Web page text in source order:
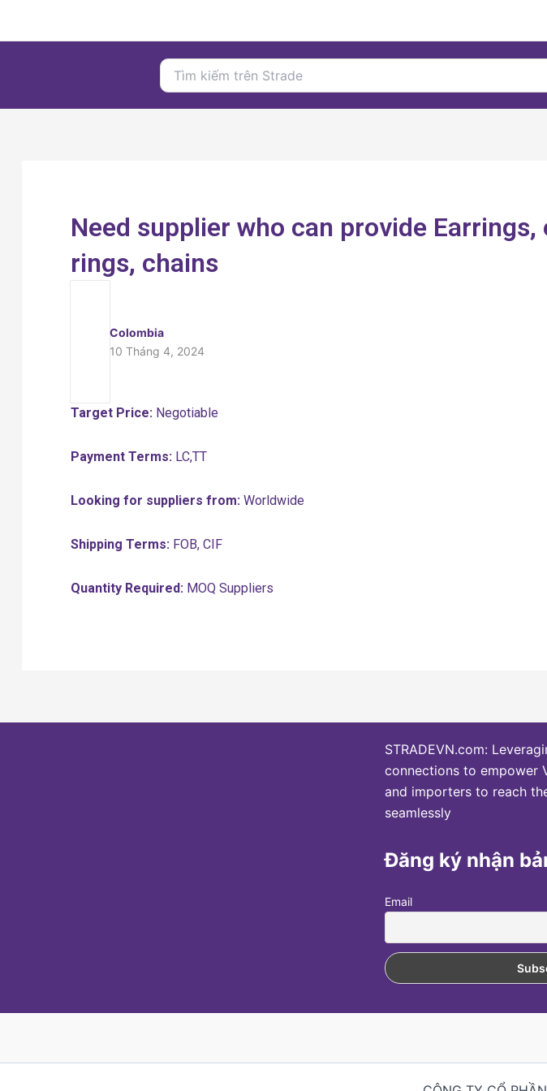
Search
for:
Need supplier who can provide
rings, chains
Colombia
10 Tháng 4, 2024
Target Price: Negotiable
Payment Terms: LC,TT
Looking for suppliers from: Worldwide
Shipping Terms: FOB, CIF
Quantity Required: MOQ Suppliers
STRADEVN.com:
connections to empower
and importers to reach
seamlessly
Đăng ký nhận
Email